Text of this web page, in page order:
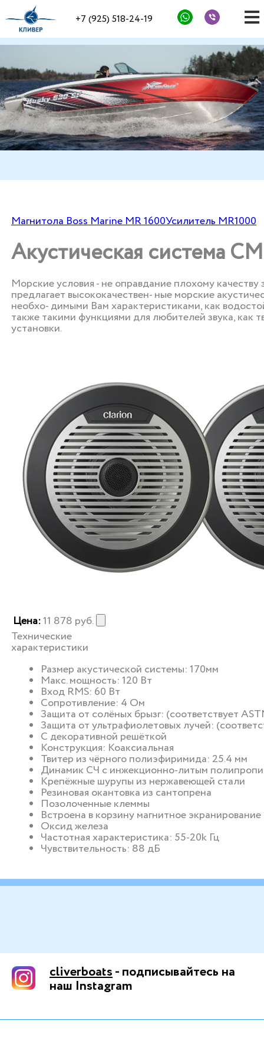
+7 (925) 518-24-19
Магнитола Boss Marine MR 1600Усилитель MR1000
Акустическая система
Морские условия - не оправдание плохому
предлагает высококачествен- ные морские
необхо- димыми Вам характеристиками, как
также такими функциями для любителей звука, как
установки.
Цена:11 878 руб.
Технические
характеристики
Размер акустической системы: 170мм
Макс. мощность: 120 Вт
Вход RMS: 60 Вт
Сопротивление: 4 Ом
Защита от солёных брызг: (соответствует
Защита от ультрафиолетовых лучей:
С декоративной решёткой
Конструкция: Коаксиальная
Твитер из чёрного полиэфиримида: 25.4 мм
Динамик СЧ с инжекционно-литым
Крепёжные шурупы из нержавеющей стали
Резиновая окантовка из сантопрена
Позолоченные клеммы
Встроена в корзину магнитное экранирование
Оксид железа
Частотная характеристика: 55-20k Гц
Чувствительность: 88 дБ
cliverboats- подписывайтесь на
наш Instagram